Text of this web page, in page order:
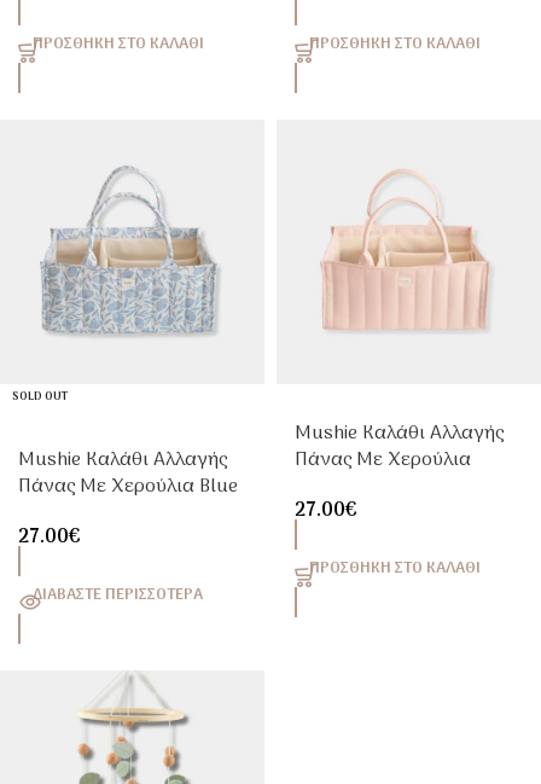
ΠΡΟΣΘΉΚΗ ΣΤΟ ΚΑΛΆΘΙ ΠΡΟΣΘΉΚΗ ΣΤΟ ΚΑΛΆΘΙ
SOLD OUT
Mushie Καλάθι Αλλαγής
Πάνας Με Χερούλια Blue
27.00€
ΔΙΑΒΆΣΤΕ ΠΕΡΙΣΣΌΤΕΡΑ
Mushie Καλάθι Αλλαγής
Πάνας Με Χερούλια
27.00€
ΠΡΟΣΘΉΚΗ ΣΤΟ ΚΑΛΆΘΙ